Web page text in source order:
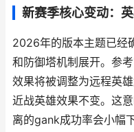
新赛季核心变动：
2026年的版本主题已经
和防御塔机制展开。参
效果将被调整为远程英
近战英雄效果不变。这
离的gank成功率会小幅